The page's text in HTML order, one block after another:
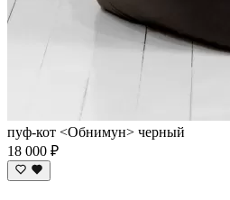
пуф-кот <Обнимун> черный
18 000 ₽